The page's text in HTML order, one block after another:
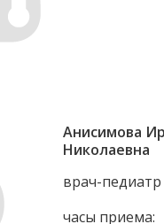
Анисимова
Николаевна
врач-
часы приема: